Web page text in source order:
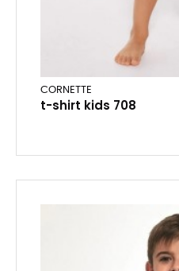
CORNETTE
t-shirt kids 708